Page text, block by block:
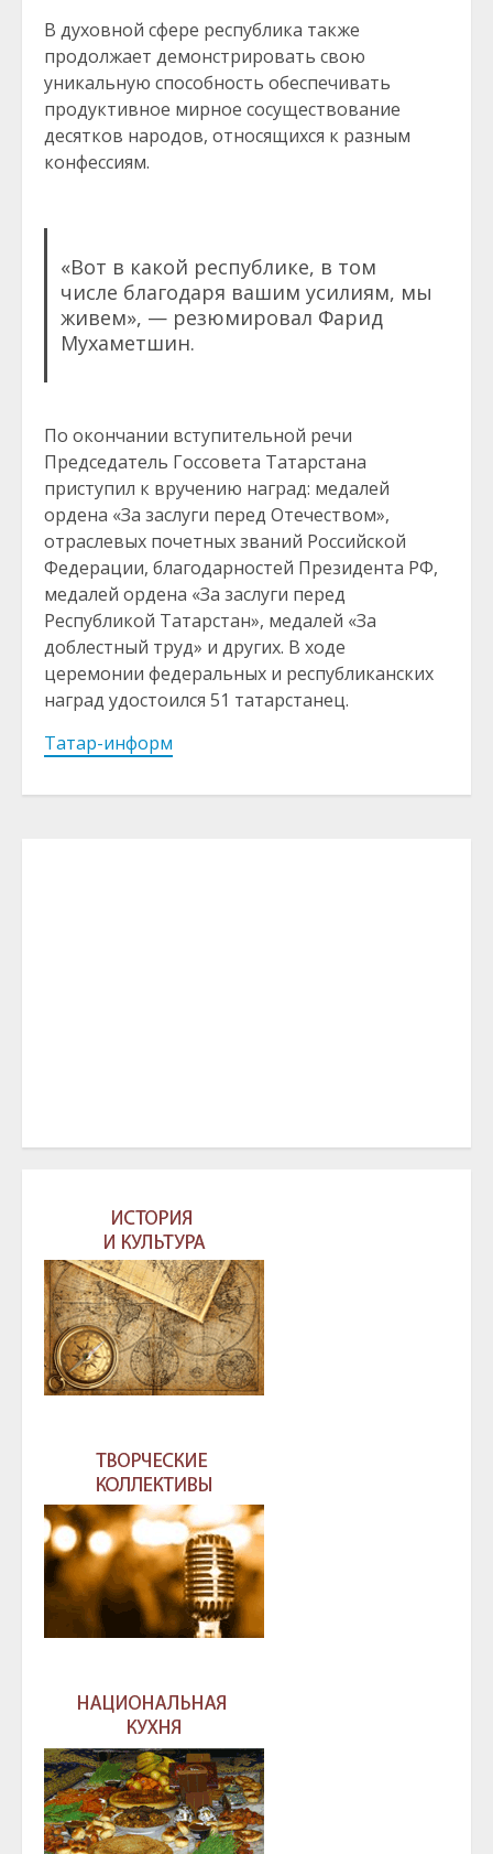
В духовной сфере республика также
продолжает демонстрировать свою
уникальную способность обеспечивать
продуктивное мирное сосуществование
десятков народов, относящихся к разным
конфессиям.
«Вот в какой республике, в том
числе благодаря вашим усилиям, мы
живем», — резюмировал Фарид
Мухаметшин.
По окончании вступительной речи
Председатель Госсовета Татарстана
приступил к вручению наград: медалей
ордена «За заслуги перед Отечеством»,
отраслевых почетных званий Российской
Федерации, благодарностей Президента РФ,
медалей ордена «За заслуги перед
Республикой Татарстан», медалей «За
доблестный труд» и других. В ходе
церемонии федеральных и республиканских
наград удостоился 51 татарстанец.
Татар-информ